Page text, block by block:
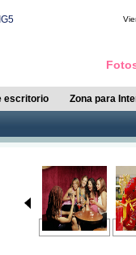
escritorio Zona para